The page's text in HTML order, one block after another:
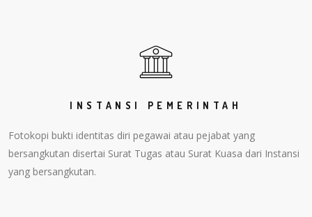
INSTANSI PEMERINTAH
Fotokopi bukti identitas diri pegawai atau pejabat yang
bersangkutan disertai Surat Tugas atau Surat Kuasa dari Instansi
yang bersangkutan.